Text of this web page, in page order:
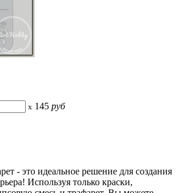
x 145 руб
- это идеальное решение для создания
Используя только краски,